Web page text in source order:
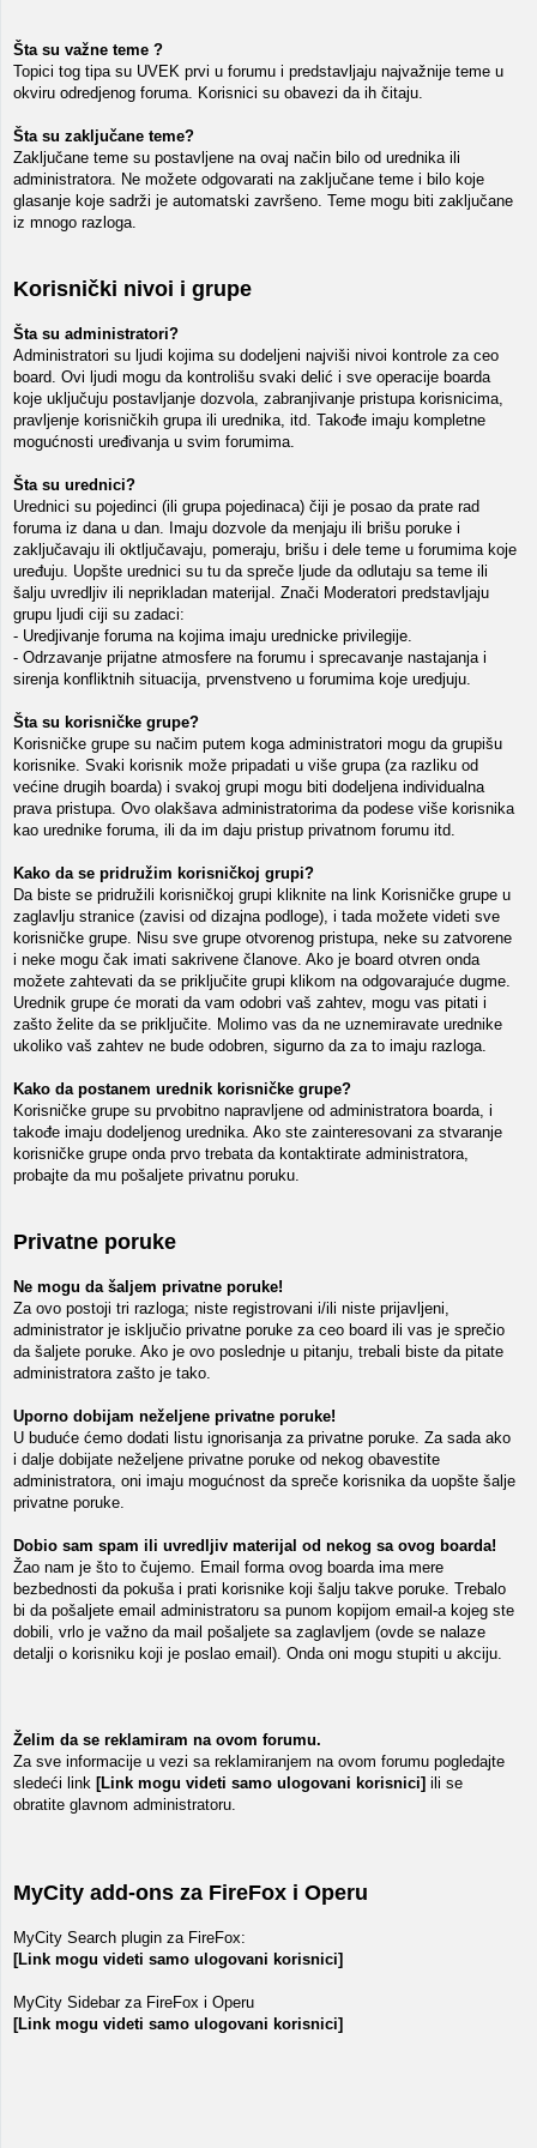
Šta su važne teme ?
Topici tog tipa su UVEK prvi u forumu i predstavljaju najvažnije teme u
okviru odredjenog foruma. Korisnici su obavezi da ih čitaju.
Šta su zaključane teme?
Zaključane teme su postavljene na ovaj način bilo od urednika ili
administratora. Ne možete odgovarati na zaključane teme i bilo koje
glasanje koje sadrži je automatski završeno. Teme mogu biti zaključane
iz mnogo razloga.
Korisnički nivoi i grupe
Šta su administratori?
Administratori su ljudi kojima su dodeljeni najviši nivoi kontrole za ceo
board. Ovi ljudi mogu da kontrolišu svaki delić i sve operacije boarda
koje uključuju postavljanje dozvola, zabranjivanje pristupa korisnicima,
pravljenje korisničkih grupa ili urednika, itd. Takođe imaju kompletne
mogućnosti uređivanja u svim forumima.
Šta su urednici?
Urednici su pojedinci (ili grupa pojedinaca) čiji je posao da prate rad
foruma iz dana u dan. Imaju dozvole da menjaju ili brišu poruke i
zaključavaju ili oktljučavaju, pomeraju, brišu i dele teme u forumima koje
uređuju. Uopšte urednici su tu da spreče ljude da odlutaju sa teme ili
šalju uvredljiv ili neprikladan materijal. Znači Moderatori predstavljaju
grupu ljudi ciji su zadaci:
- Uredjivanje foruma na kojima imaju urednicke privilegije.
- Odrzavanje prijatne atmosfere na forumu i sprecavanje nastajanja i
sirenja konfliktnih situacija, prvenstveno u forumima koje uredjuju.
Šta su korisničke grupe?
Korisničke grupe su načim putem koga administratori mogu da grupišu
korisnike. Svaki korisnik može pripadati u više grupa (za razliku od
većine drugih boarda) i svakoj grupi mogu biti dodeljena individualna
prava pristupa. Ovo olakšava administratorima da podese više korisnika
kao urednike foruma, ili da im daju pristup privatnom forumu itd.
Kako da se pridružim korisničkoj grupi?
Da biste se pridružili korisničkoj grupi kliknite na link Korisničke grupe u
zaglavlju stranice (zavisi od dizajna podloge), i tada možete videti sve
korisničke grupe. Nisu sve grupe otvorenog pristupa, neke su zatvorene
i neke mogu čak imati sakrivene članove. Ako je board otvren onda
možete zahtevati da se priključite grupi klikom na odgovarajuće dugme.
Urednik grupe će morati da vam odobri vaš zahtev, mogu vas pitati i
zašto želite da se priključite. Molimo vas da ne uznemiravate urednike
ukoliko vaš zahtev ne bude odobren, sigurno da za to imaju razloga.
Kako da postanem urednik korisničke grupe?
Korisničke grupe su prvobitno napravljene od administratora boarda, i
takođe imaju dodeljenog urednika. Ako ste zainteresovani za stvaranje
korisničke grupe onda prvo trebata da kontaktirate administratora,
probajte da mu pošaljete privatnu poruku.
Privatne poruke
Ne mogu da šaljem privatne poruke!
Za ovo postoji tri razloga; niste registrovani i/ili niste prijavljeni,
administrator je isključio privatne poruke za ceo board ili vas je sprečio
da šaljete poruke. Ako je ovo poslednje u pitanju, trebali biste da pitate
administratora zašto je tako.
Uporno dobijam neželjene privatne poruke!
U buduće ćemo dodati listu ignorisanja za privatne poruke. Za sada ako
i dalje dobijate neželjene privatne poruke od nekog obavestite
administratora, oni imaju mogućnost da spreče korisnika da uopšte šalje
privatne poruke.
Dobio sam spam ili uvredljiv materijal od nekog sa ovog boarda!
Žao nam je što to čujemo. Email forma ovog boarda ima mere
bezbednosti da pokuša i prati korisnike koji šalju takve poruke. Trebalo
bi da pošaljete email administratoru sa punom kopijom email-a kojeg ste
dobili, vrlo je važno da mail pošaljete sa zaglavljem (ovde se nalaze
detalji o korisniku koji je poslao email). Onda oni mogu stupiti u akciju.
Želim da se reklamiram na ovom forumu.
Za sve informacije u vezi sa reklamiranjem na ovom forumu pogledajte
sledeći link [Link mogu videti samo ulogovani korisnici] ili se
obratite glavnom administratoru.
MyCity add-ons za FireFox i Operu
MyCity Search plugin za FireFox:
[Link mogu videti samo ulogovani korisnici]
MyCity Sidebar za FireFox i Operu
[Link mogu videti samo ulogovani korisnici]